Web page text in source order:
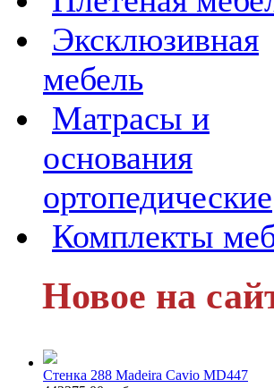
Эксклюзивная
мебель
Матрасы и
основания
ортопедические
Комплекты
Новое на
Стенка 288 Madeira Cavio MD447